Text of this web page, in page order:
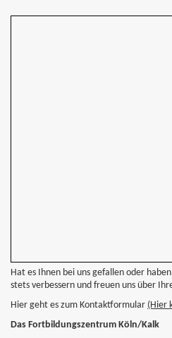
Hat es Ihnen bei uns gefallen oder
stets verbessern und freuen uns über
Hier geht es zum Kontaktformular (Hier
Das Fortbildungszentrum Köln/Kalk